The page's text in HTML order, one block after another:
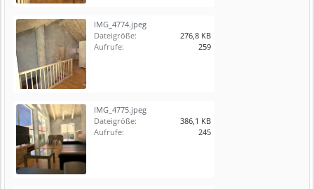
IMG_4774.jpeg
Dateigröße:
276,8 KB
Aufrufe:
259
IMG_4775.jpeg
Dateigröße:
386,1 KB
Aufrufe:
245